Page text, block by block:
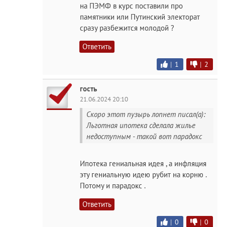
на ПЭМФ в курс поставили про
памятники или Путинский электорат
сразу разбежится молодой ?
Ответить
| 1 | 2
гость
21.06.2024 20:10
Скоро этот пузырь лопнет писал(а):
Льготная ипотека сделала жилье
недоступным - такой вот парадокс
Ипотека гениальная идея , а инфляция
эту гениальную идею рубит на корню .
Потому и парадокс .
Ответить
| 0 | 0